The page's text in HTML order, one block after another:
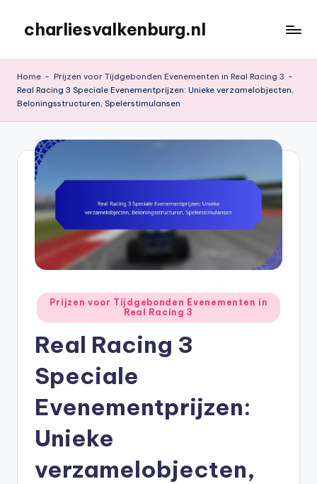
content
charliesvalkenburg.nl
Home - Prijzen voor Tijdgebonden Evenementen in Real Racing 3 -
Real Racing 3 Speciale Evenementprijzen: Unieke verzamelobjecten,
Beloningsstructuren, Spelerstimulansen
Posted
in
Prijzen voor Tijdgebonden Evenementen in
Real Racing 3
Real Racing 3
Speciale
Evenementprijzen:
Unieke
verzamelobjecten,